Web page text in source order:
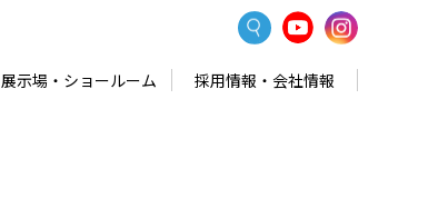
展示場・ショールーム 採用情報・会社情報